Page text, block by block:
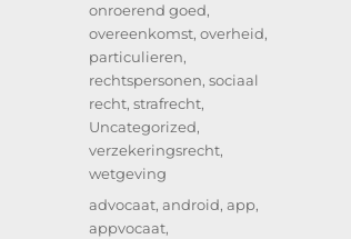
onroerend goed,
overeenkomst,overheid,
particulieren,
rechtspersonen,sociaal
recht,strafrecht,
Uncategorized,
verzekeringsrecht,
wetgeving
Tags
advocaat,android,app,
appvocaat,